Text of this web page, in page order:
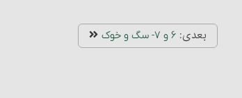
بعدی: ۶ و ۷- سگ و خوک